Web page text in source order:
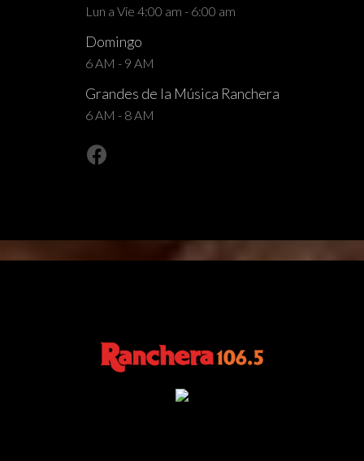
Lun a Vie 4:00 am - 6:00 am
Domingo
6 AM - 9 AM
Grandes de la Música Ranchera
6 AM - 8 AM